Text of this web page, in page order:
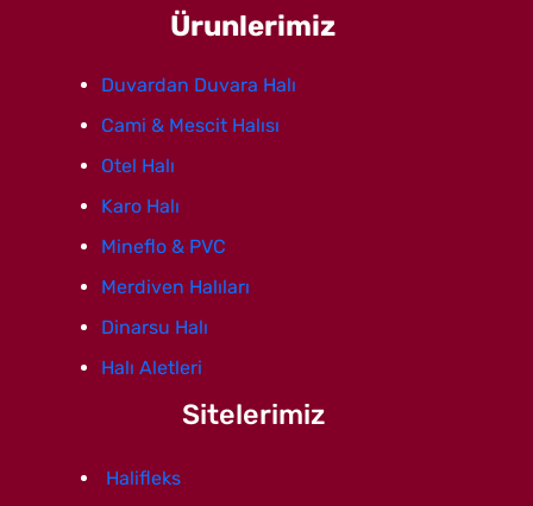
Ürunlerimiz
Duvardan Duvara Halı
Cami & Mescit Halısı
Otel Halı
Karo Halı
Mineflo & PVC
Merdiven Halıları
Dinarsu Halı
Halı Aletleri
Sitelerimiz
Halifleks